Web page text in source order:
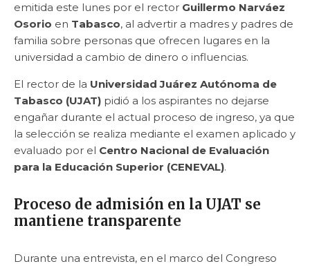
emitida este lunes por el rector Guillermo Narváez
Osorio en Tabasco, al advertir a madres y padres de
familia sobre personas que ofrecen lugares en la
universidad a cambio de dinero o influencias.
El rector de la Universidad Juárez Autónoma de
Tabasco (UJAT) pidió a los aspirantes no dejarse
engañar durante el actual proceso de ingreso, ya que
la selección se realiza mediante el examen aplicado y
evaluado por el Centro Nacional de Evaluación
para la Educación Superior (CENEVAL).
Proceso de admisión en la UJAT se
mantiene transparente
Durante una entrevista, en el marco del Congreso